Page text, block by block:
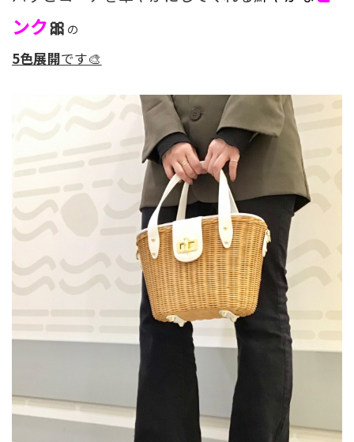
ンク🎀 の
5色展開です🎨